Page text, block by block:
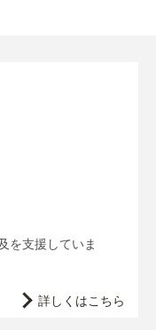
を支援していま
詳しくはこちら